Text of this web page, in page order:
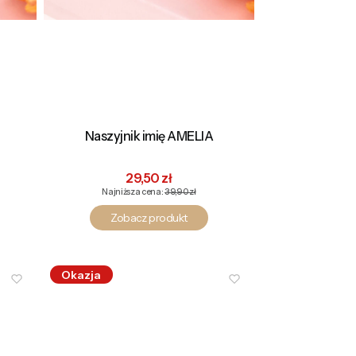
Naszyjnik imię AMELIA
Cena promocyjna
29,50 zł
Najniższa cena:39,90 zł
Zobacz produkt
Okazja